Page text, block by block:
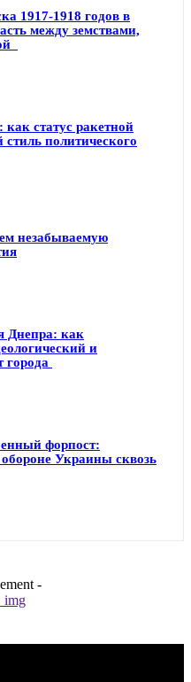
1917-1918 годов в
между земствами,
статус ракетной
политического
незабываемую
Днепра: как
и
форпост:
обороне Украины сквозь
-